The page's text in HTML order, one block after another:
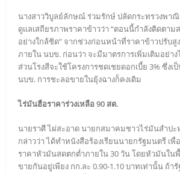
นางสาววิบูลย์ลักษณ์ ร่วมรักษ์ ปลัดกระทรวงพา
ดูแลเสถียรภาพราคาข้าวว่า “ตอนนี้กำลังติดตา
อย่างใกล้ชิด” จากช่วงก่อนหน้าที่ราคาข้าวปรับสู
ภายใน นบข. ก่อนว่า จะมีมาตรการเพิ่มเติมอย่า
ส่วนโรงสีจะใช้โครงการชดเชยดอกเบี้ย 3% ซึ่ง
นบข. การชะลอขายในยุ้งฉางก็คงเดิม
ไร่มันฮือราคาร่วงเหลือ 90 สต.
นายราศี ไผ่สะอาด นายกสมาคมชาวไร่มันสำปะ
กล่าวว่า ได้ทำหนังสือร้องเรียนนายกรัฐมนตรี เ
ราคาหัวมันสดตกต่ำภายใน 30 วัน โดยหัวมันใ
ขายกันอยู่เพียง กก.ละ 0.90-1.10 บาทเท่านั้น ถ้ารั